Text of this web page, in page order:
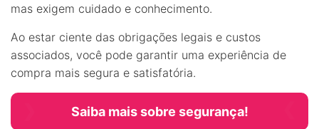
mas exigem cuidado e conhecimento.
Ao estar ciente das obrigações legais e custos
associados, você pode garantir uma experiência de
compra mais segura e satisfatória.
Saiba mais sobre segurança!